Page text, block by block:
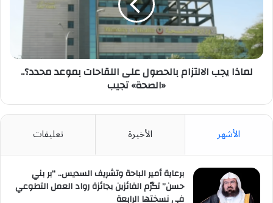
اللقاحات
بموعد
محدد؟..
«الصحة»
تجيب
لماذا يجب الالتزام بالحصول على اللقاحات بموعد محدد؟..
«الصحة» تجيب
الأشهر الأخيرة تعليقات
برعاية أمير الباحة وتشريف السديس.. “بر بني
حسن” تكرّم الفائزين بجائزة رواد العمل التطوعي
في نسختها الرابعة